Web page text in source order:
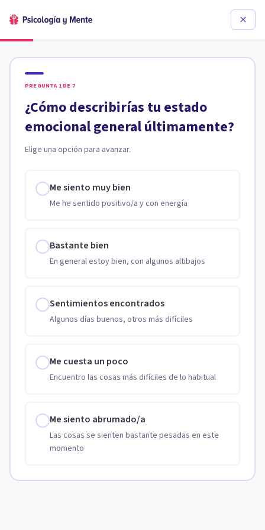
PREGUNTA 1 DE 7
¿Cómo describirías tu estado
emocional general últimamente?
Elige una opción para avanzar.
Me siento muy bien
Me he sentido positivo/a y con energía
Bastante bien
En general estoy bien, con algunos altibajos
Sentimientos encontrados
Algunos días buenos, otros más difíciles
Me cuesta un poco
Encuentro las cosas más difíciles de lo habitual
Me siento abrumado/a
Las cosas se sienten bastante pesadas en este
momento